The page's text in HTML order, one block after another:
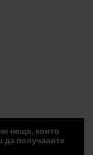
неща, които
да получаавте